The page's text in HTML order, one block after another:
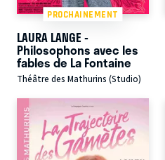
PROCHAINEMENT
LAURA LANGE -
Philosophons avec les
fables de La Fontaine
Théâtre des Mathurins (Studio)